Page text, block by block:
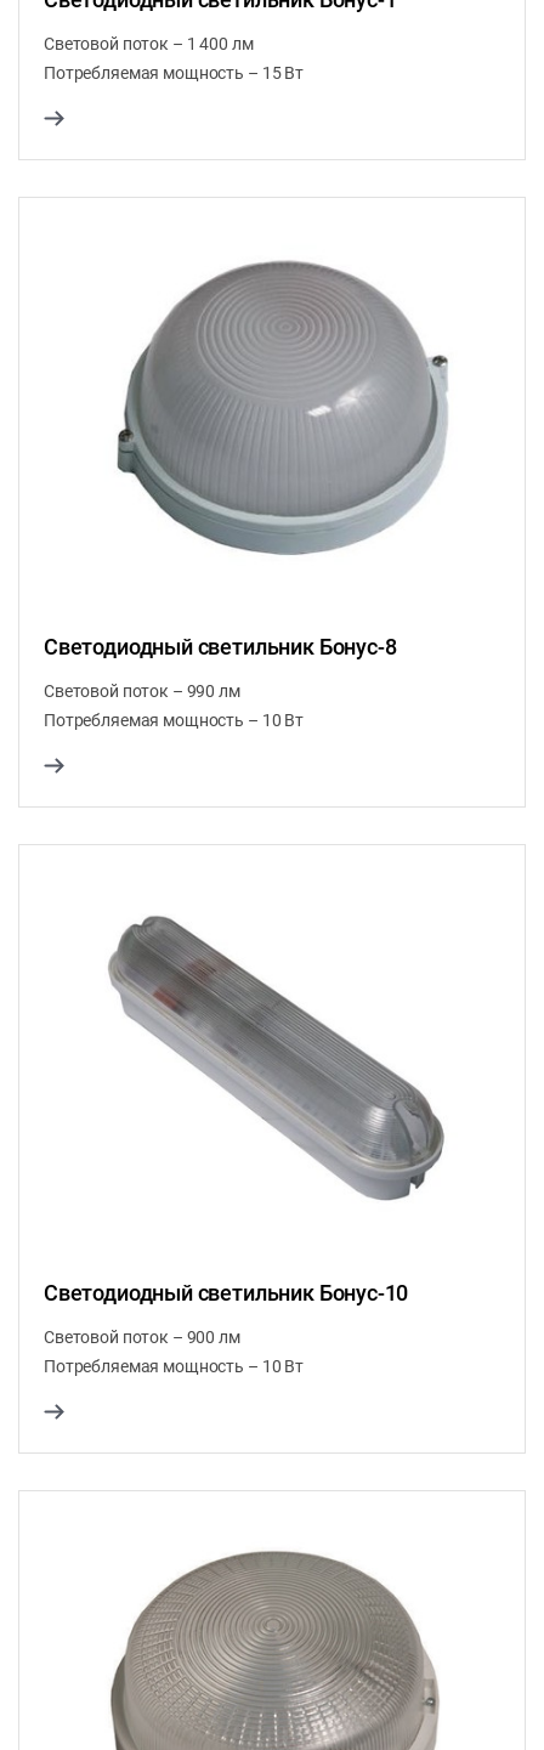
Световой поток – 1 400 лм
Потребляемая мощность – 15 Вт
Светодиодный светильник Бонус-8
Световой поток – 990 лм
Потребляемая мощность – 10 Вт
Светодиодный светильник Бонус-10
Световой поток – 900 лм
Потребляемая мощность – 10 Вт